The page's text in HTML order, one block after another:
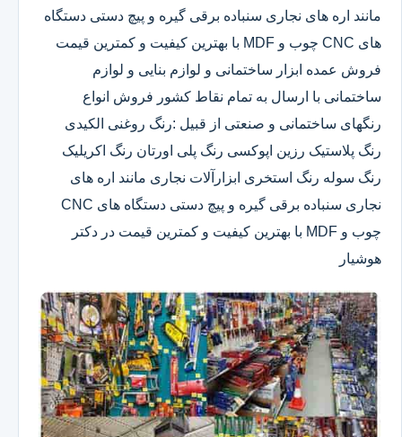
مانند اره های نجاری سنباده برقی گیره و پیچ دستی دستگاه
های CNC چوب و MDF با بهترین کیفیت و کمترین قیمت
فروش عمده ابزار ساختمانی و لوازم بنایی و لوازم
ساختمانی با ارسال به تمام نقاط کشور فروش انواع
رنگهای ساختمانی و صنعتی از قبیل :رنگ روغنی الکیدی
رنگ پلاستیک رزین اپوکسی رنگ پلی اورتان رنگ اکریلیک
رنگ سوله رنگ استخری ابزارآلات نجاری مانند اره های
نجاری سنباده برقی گیره و پیچ دستی دستگاه های CNC
چوب و MDF با بهترین کیفیت و کمترین قیمت در دکتر
هوشیار